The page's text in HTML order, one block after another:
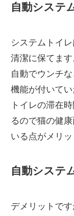
自動システ
システムトイ
清潔に保てま
自動でウンチ
機能が付いて
トイレの滞在
るので猫の健
いる点がメリッ
自動システ
デメリットで